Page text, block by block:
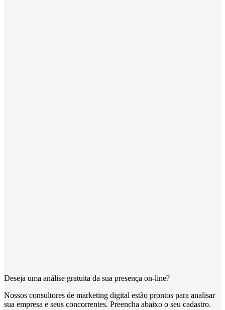
Deseja uma análise gratuita da sua presença on-line?
Nossos consultores de marketing digital estão prontos para analisar
sua empresa e seus concorrentes. Preencha abaixo o seu cadastro.